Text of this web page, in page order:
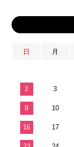
日 月
2 3
9 10
16 17